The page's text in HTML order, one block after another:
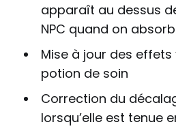
apparaît au dessus
NPC quand on
Mise à jour des
potion de soin
Correction du
lorsqu’elle est tenue